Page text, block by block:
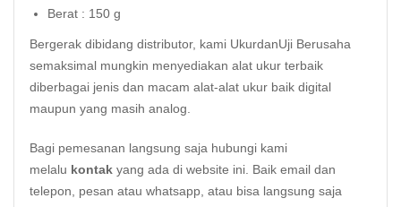
Berat : 150 g
Bergerak dibidang distributor, kami UkurdanUji Berusaha
semaksimal mungkin menyediakan alat ukur terbaik
diberbagai jenis dan macam alat-alat ukur baik digital
maupun yang masih analog.
Bagi pemesanan langsung saja hubungi kami
melalu kontak yang ada di website ini. Baik email dan
telepon, pesan atau whatsapp, atau bisa langsung saja